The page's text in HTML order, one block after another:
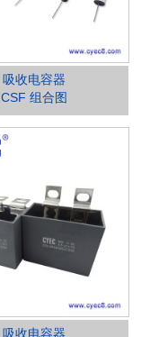
吸收电容器
CSF 组合图
吸收电容器